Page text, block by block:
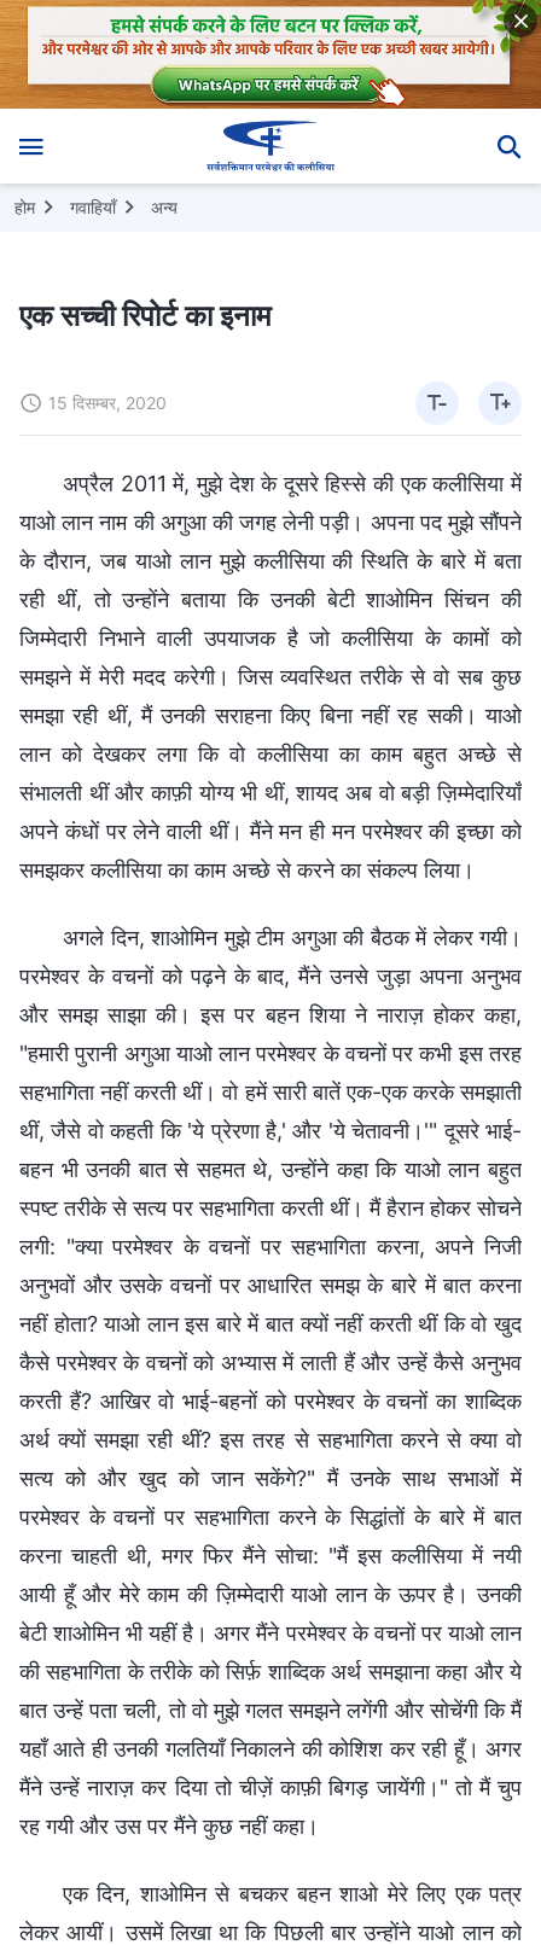
होम गवाहियाँ अन्य
एक सच्ची रिपोर्ट का इनाम
15 दिसम्बर, 2020
अप्रैल 2011 में, मुझे देश के दूसरे हिस्से की एक कलीसिया में
याओ लान नाम की अगुआ की जगह लेनी पड़ी। अपना पद मुझे सौंपने
के दौरान, जब याओ लान मुझे कलीसिया की स्थिति के बारे में बता
रही थीं, तो उन्होंने बताया कि उनकी बेटी शाओमिन सिंचन की
जिम्मेदारी निभाने वाली उपयाजक है जो कलीसिया के कामों को
समझने में मेरी मदद करेगी। जिस व्यवस्थित तरीके से वो सब कुछ
समझा रही थीं, मैं उनकी सराहना किए बिना नहीं रह सकी। याओ
लान को देखकर लगा कि वो कलीसिया का काम बहुत अच्छे से
संभालती थीं और काफ़ी योग्य भी थीं, शायद अब वो बड़ी ज़िम्मेदारियाँ
अपने कंधों पर लेने वाली थीं। मैंने मन ही मन परमेश्वर की इच्छा को
समझकर कलीसिया का काम अच्छे से करने का संकल्प लिया।
अगले दिन, शाओमिन मुझे टीम अगुआ की बैठक में लेकर गयी।
परमेश्वर के वचनों को पढ़ने के बाद, मैंने उनसे जुड़ा अपना अनुभव
और समझ साझा की। इस पर बहन शिया ने नाराज़ होकर कहा,
"हमारी पुरानी अगुआ याओ लान परमेश्वर के वचनों पर कभी इस तरह
सहभागिता नहीं करती थीं। वो हमें सारी बातें एक-एक करके समझाती
थीं, जैसे वो कहती कि 'ये प्रेरणा है,' और 'ये चेतावनी।'" दूसरे भाई-
बहन भी उनकी बात से सहमत थे, उन्होंने कहा कि याओ लान बहुत
स्पष्ट तरीके से सत्य पर सहभागिता करती थीं। मैं हैरान होकर सोचने
लगी: "क्या परमेश्वर के वचनों पर सहभागिता करना, अपने निजी
अनुभवों और उसके वचनों पर आधारित समझ के बारे में बात करना
नहीं होता? याओ लान इस बारे में बात क्यों नहीं करती थीं कि वो खुद
कैसे परमेश्वर के वचनों को अभ्यास में लाती हैं और उन्हें कैसे अनुभव
करती हैं? आखिर वो भाई-बहनों को परमेश्वर के वचनों का शाब्दिक
अर्थ क्यों समझा रही थीं? इस तरह से सहभागिता करने से क्या वो
सत्य को और खुद को जान सकेंगे?" मैं उनके साथ सभाओं में
परमेश्वर के वचनों पर सहभागिता करने के सिद्धांतों के बारे में बात
करना चाहती थी, मगर फिर मैंने सोचा: "मैं इस कलीसिया में नयी
आयी हूँ और मेरे काम की ज़िम्मेदारी याओ लान के ऊपर है। उनकी
बेटी शाओमिन भी यहीं है। अगर मैंने परमेश्वर के वचनों पर याओ लान
की सहभागिता के तरीके को सिर्फ़ शाब्दिक अर्थ समझाना कहा और ये
बात उन्हें पता चली, तो वो मुझे गलत समझने लगेंगी और सोचेंगी कि मैं
यहाँ आते ही उनकी गलतियाँ निकालने की कोशिश कर रही हूँ। अगर
मैंने उन्हें नाराज़ कर दिया तो चीज़ें काफ़ी बिगड़ जायेंगी।" तो मैं चुप
रह गयी और उस पर मैंने कुछ नहीं कहा।
एक दिन, शाओमिन से बचकर बहन शाओ मेरे लिए एक पत्र
लेकर आयीं। उसमें लिखा था कि पिछली बार उन्होंने याओ लान को